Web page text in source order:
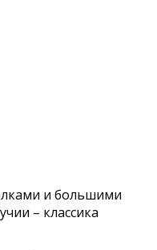
и большими
– классика